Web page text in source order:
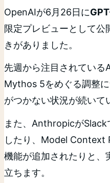
OpenAIが6月26日に
限定プレビューとして公
きがありました。
先週から注目されてい
Mythos 5をめぐる調整
がつかない状況が続いて
また、AnthropicがSlack
したり、Model Context
機能が追加されたりと、
立ちます。